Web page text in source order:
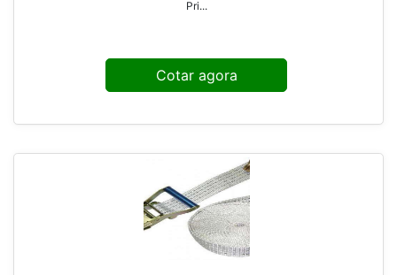
Pri...
Cotar agora